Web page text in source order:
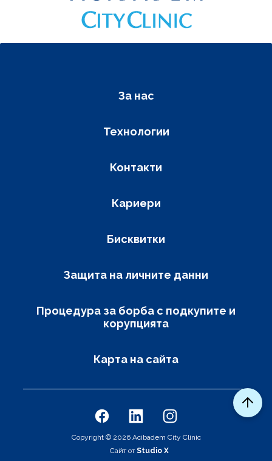
Фуутер навигация
За нас
Технологии
Контакти
Кариери
Бисквитки
Защита на личните данни
Процедура за борба с подкупите и
корупцията
Карта на сайта
Copyright © 2026 Acibadem City Clinic
Social links
Сайт отStudio X